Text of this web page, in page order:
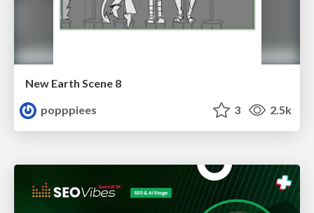
New Earth Scene 8
popppiees
3 2.5k